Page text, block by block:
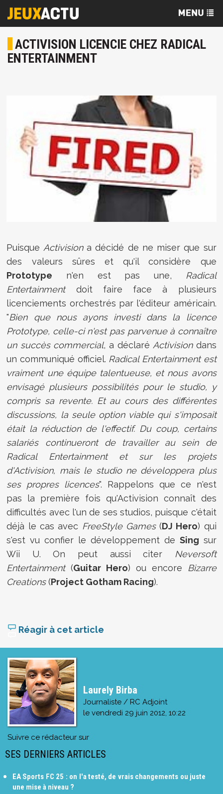
ACTIVISION LICENCIE CHEZ RADICAL
ENTERTAINMENT
Puisque Activisiona décidé de ne miser que sur
des valeurs sûres et qu'il considère que
Prototype n'en est pas une,
Radical
Entertainmentdoit faire face à plusieurs
licenciements orchestrés par l'éditeur américain.
"Bien que nous ayons investi dans la licence
Prototype, celle-ci n'est pas parvenue à connaître
un succès commercial, a déclaré Activisiondans
un communiqué officiel. Radical Entertainment est
vraiment une équipe talentueuse, et nous avons
envisagé plusieurs possibilités pour le studio, y
compris sa revente. Et au cours des différentes
discussions, la seule option viable qui s'imposait
était la réduction de l'effectif. Du coup, certains
salariés continueront de travailler au sein de
Radical Entertainment et sur les projets
d'Activision, mais le studio ne développera plus
ses propres licences". Rappelons que ce n'est
pas la première fois qu'Activision connaît des
difficultés avec l'un de ses studios, puisque c'était
déjà le cas avec FreeStyle Games(DJ Hero) qui
s'est vu confier le développement de Sing sur
Wii U. On peut aussi citer
Neversoft
Entertainment(Guitar Hero) ou encore
Bizarre
Creations(Project Gotham Racing).
Réagir à cet article
Laurely Birba
Journaliste / RC Adjoint
le vendredi 29 juin 2012, 10:22
Suivre ce rédacteur sur
SES DERNIERS ARTICLES
EA Sports FC 25 : on l'a testé, de vrais changements ou juste
une mise à niveau ?